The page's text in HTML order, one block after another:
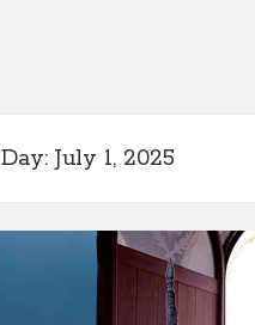
Day:July 1, 2025